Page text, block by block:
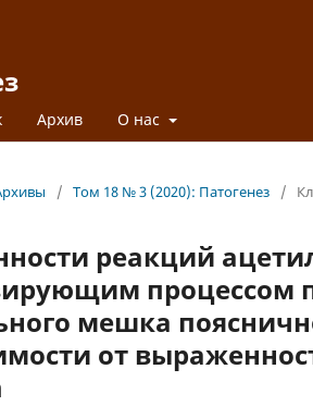
Архив О нас
/ Том 18 № 3 (2020): Патогенез /
реакций
процессом
мешка
от